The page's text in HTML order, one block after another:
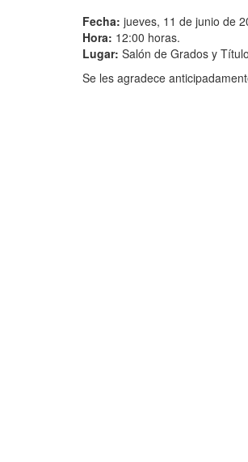
Fecha: jueves, 11 de junio de
Hora: 12:00 horas.
Lugar: Salón de Grados y
Se les agradece